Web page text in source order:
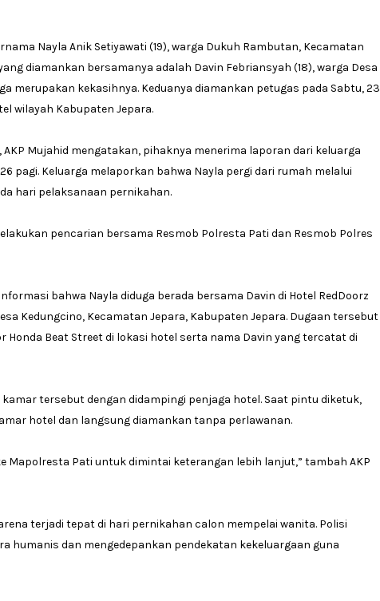
Nayla Anik Setiyawati (19), warga Dukuh Rambutan, Kecamatan
diamankan bersamanya adalah Davin Febriansyah (18), warga Desa
merupakan kekasihnya. Keduanya diamankan petugas pada Sabtu, 23
wilayah Kabupaten Jepara.
Mujahid mengatakan, pihaknya menerima laporan dari keluarga
pagi. Keluarga melaporkan bahwa Nayla pergi dari rumah melalui
hari pelaksanaan pernikahan.
pencarian bersama Resmob Polresta Pati dan Resmob Polres
bahwa Nayla diduga berada bersama Davin di Hotel RedDoorz
Kedungcino, Kecamatan Jepara, Kabupaten Jepara. Dugaan tersebut
Beat Street di lokasi hotel serta nama Davin yang tercatat di
tersebut dengan didampingi penjaga hotel. Saat pintu diketuk,
hotel dan langsung diamankan tanpa perlawanan.
Mapolresta Pati untuk dimintai keterangan lebih lanjut,” tambah AKP
terjadi tepat di hari pernikahan calon mempelai wanita. Polisi
humanis dan mengedepankan pendekatan kekeluargaan guna